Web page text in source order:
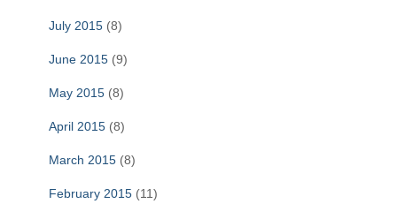
July 2015 (8)
June 2015 (9)
May 2015 (8)
April 2015 (8)
March 2015 (8)
February 2015 (11)